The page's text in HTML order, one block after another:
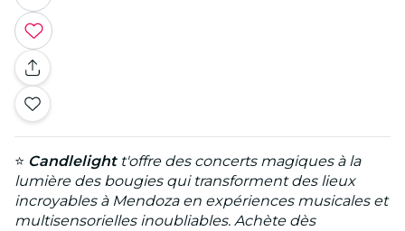
⭐ Candlelightt'offre des concerts magiques à la
lumière des bougies qui transforment des lieux
incroyables à Mendoza en expériences musicales et
multisensorielles inoubliables. Achète dès